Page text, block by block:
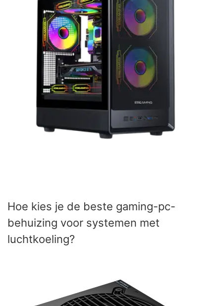
Hoe kies je de beste gaming-pc-
behuizing voor systemen met
luchtkoeling?